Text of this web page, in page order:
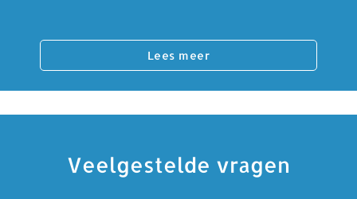
Lees meer
Veelgestelde vragen